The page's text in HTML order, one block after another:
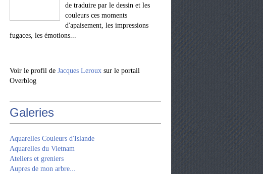
de traduire par le dessin et les
couleurs ces moments
d'apaisement, les impressions
fugaces, les émotions...
Voir le profil de Jacques Leroux sur le portail
Overblog
Galeries
Aquarelles Couleurs d'Islande
Aquarelles du Vietnam
Ateliers et greniers
Aupres de mon arbre...